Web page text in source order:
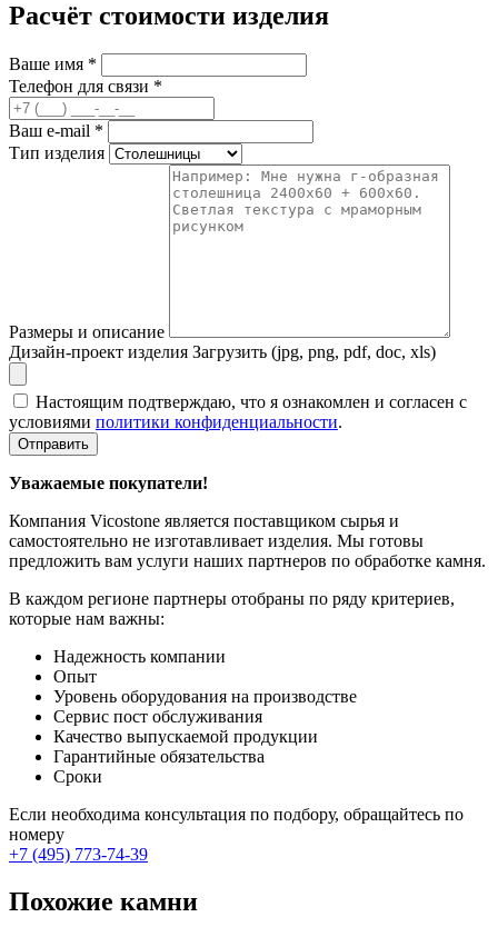
Расчёт стоимости изделия
Ваше имя *
Телефон для связи *
Ваш e-mail *
Тип изделия
Размеры и описание
Дизайн-проект изделия Загрузить (jpg, png, pdf, doc, xls)
Настоящим подтверждаю, что я ознакомлен и согласен с
условиями политики конфиденциальности.
Отправить
Уважаемые покупатели!
Компания Vicostone является поставщиком сырья и
самостоятельно не изготавливает изделия. Мы готовы
предложить вам услуги наших партнеров по обработке камня.
В каждом регионе партнеры отобраны по ряду критериев,
которые нам важны:
Надежность компании
Опыт
Уровень оборудования на производстве
Сервис пост обслуживания
Качество выпускаемой продукции
Гарантийные обязательства
Сроки
Если необходима консультация по подбору, обращайтесь по
номеру
+7 (495) 773-74-39
Похожие камни